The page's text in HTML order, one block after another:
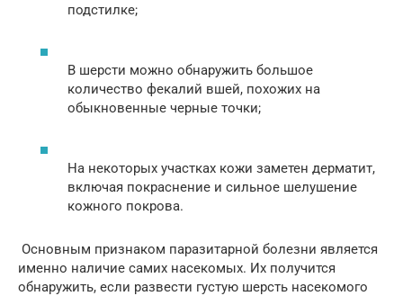
подстилке;
В шерсти можно обнаружить большое
количество фекалий вшей, похожих на
обыкновенные черные точки;
На некоторых участках кожи заметен дерматит,
включая покраснение и сильное шелушение
кожного покрова.
Основным признаком паразитарной болезни является
именно наличие самих насекомых. Их получится
обнаружить, если развести густую шерсть насекомого